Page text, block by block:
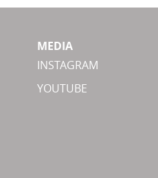
MEDIA
INSTAGRAM
YOUTUBE